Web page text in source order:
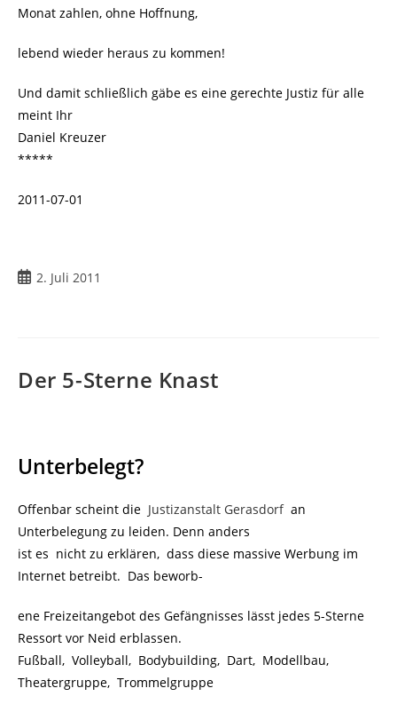
Monat zahlen, ohne Hoffnung,
lebend wieder heraus zu kommen!
Und damit schließlich gäbe es eine gerechte Justiz für alle
meint Ihr
Daniel Kreuzer
*****
2011-07-01
Beitrag
2. Juli 2011
Der 5-Sterne Knast
Unterbelegt?
Offenbar scheint die Justizanstalt Gerasdorfan
Unterbelegung zu leiden. Denn anders
ist es nicht zu erklären, dass diese massive Werbung im
Internet betreibt. Das beworb-
ene Freizeitangebot des Gefängnisses lässt jedes 5-Sterne
Ressort vor Neid erblassen.
Fußball, Volleyball, Bodybuilding, Dart, Modellbau,
Theatergruppe, Trommelgruppe